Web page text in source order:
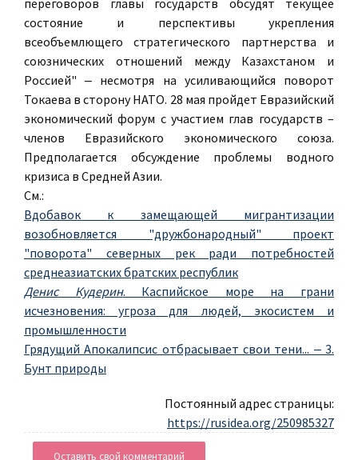
переговоров главы государств обсудят текущее
состояние и перспективы укрепления
всеобъемлющего стратегического партнерства и
союзнических отношений между Казахстаном и
Россией" ‒ несмотря на усиливающийся поворот
Токаева в сторону НАТО. 28 мая пройдет Евразийский
экономический форум с участием глав государств –
членов Евразийского экономического союза.
Предполагается обсуждение проблемы водного
кризиса в Средней Азии.
См.:
Вдобавок к замещающей мигрантизации
возобновляется "дружбонародный" проект
"поворота" северных рек ради потребностей
среднеазиатских братских республик
Денис Кудерин. Каспийское море на грани
исчезновения: угроза для людей, экосистем и
промышленности
Грядущий Апокалипсис отбрасывает свои тени... ‒ 3.
Бунт природы
Постоянный адрес страницы:
https://rusidea.org/250985327
Оставить свой комментарий